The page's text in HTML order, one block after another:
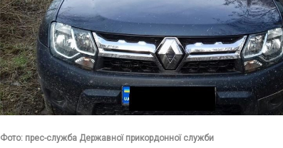
Фото: прес-служба Державної прикордонної служби